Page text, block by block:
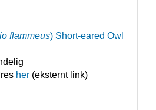
flammeus) Short-eared Owl
her(eksternt link)